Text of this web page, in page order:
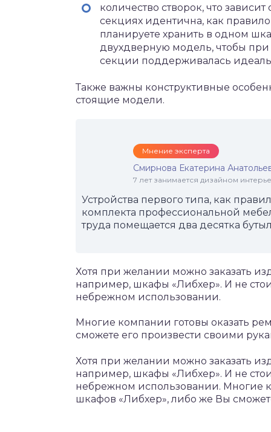
количество створок, что
секциях идентична, как
планируете хранить в одном
двухдверную модель, чтобы
секции поддерживалась
Также важны конструктивные
стоящие модели.
Мнение эксперта
Смирнова Екатерина
7 лет занимается дизайном
Устройства первого типа, как
комплекта профессиональной
труда помещается два десятка
Хотя при желании можно заказать
например, шкафы «Либхер». И не
небрежном использовании.
Многие компании готовы оказать
сможете его произвести своими
Хотя при желании можно заказать
например, шкафы «Либхер». И не
небрежном использовании. Многие
шкафов «Либхер», либо же Вы